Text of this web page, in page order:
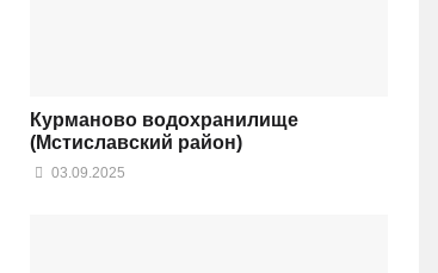
Курманово водохранилище
(Мстиславский район)
03.09.2025